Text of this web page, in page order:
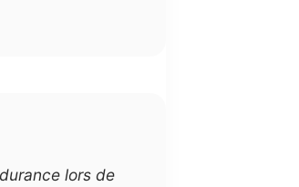
lors de